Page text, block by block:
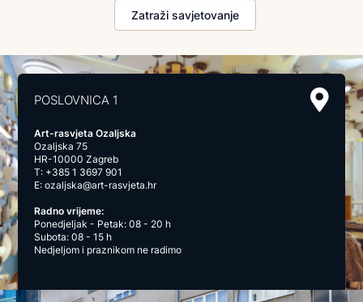
Zatraži savjetovanje
POSLOVNICA 1
Art-rasvjeta Ozaljska
Ozaljska 75
HR-10000 Zagreb
T: +385 1 3697 901
E:ozaljska@art-rasvjeta.hr
Radno vrijeme:
Ponedjeljak - Petak: 08 - 20 h
Subota: 08 - 15 h
Nedjeljom i praznikom ne radimo